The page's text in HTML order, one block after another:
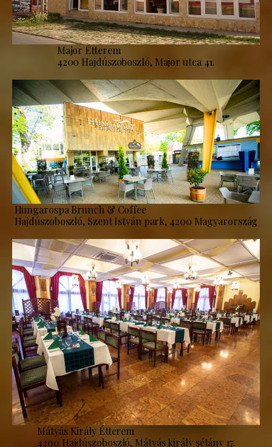
Major Étterem
4200 Hajdúszoboszló, Major utca 41.
Hungarospa Brunch & Coffee
Hajdúszoboszló, Szent István park, 4200 Magyarország
Mátyás Király Étterem
4200 Hajdúszoboszló, Mátyás király sétány 17.